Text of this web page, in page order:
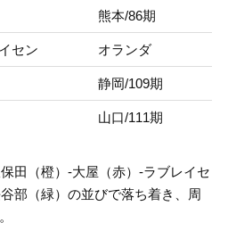
熊本/86期
セン オランダ
静岡/109期
山口/111期
田（橙）-大屋（赤）-ラブレイセ
部（緑）の並びで落ち着き、周